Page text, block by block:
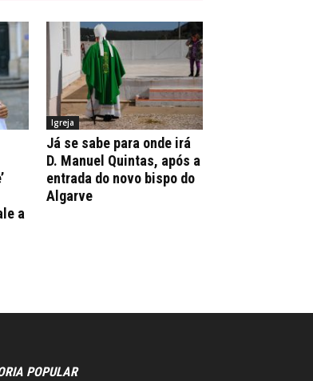
a
Igreja
Já se sabe para onde irá
D. Manuel Quintas, após a
entrada do novo bispo do
Algarve
POPULAR